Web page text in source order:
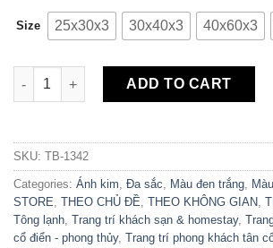
Size 25x30x3 30x40x3 40x60x3
Set 3 Tranh Canvas Ngựa Vằn Trừu
ADD TO CART
SKU: TB-1342
Categories: Ánh kim, Đa sắc, Màu đen trắng,
STORE, THEO CHỦ ĐỀ, THEO KHÔNG GIAN,
Tông lạnh, Trang trí khách sạn & homestay,
cổ điển - phong thủy, Trang trí phong khách tân